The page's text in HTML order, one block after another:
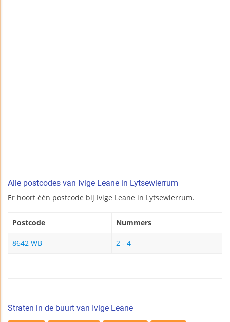
Alle postcodes van Ivige Leane in Lytsewierrum
Er hoort één postcode bij Ivige Leane in Lytsewierrum.
Postcode Nummers
8642 WB 2 - 4
Straten in de buurt van Ivige Leane